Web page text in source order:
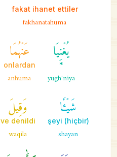
fakat ihanet ettiler
fakhanatahuma
يُغۡنِيَا
*
yugh'niya
عَنۡهُمَا
onlardan
anhuma
شَيۡـٔٗا
(hiçbir) şeyi
shayan
وَقِيلَ
ve denildi
waqila